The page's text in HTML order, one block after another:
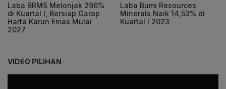
Laba BRMS Melonjak 296%
di Kuartal I, Bersiap Garap
Harta Karun Emas Mulai
2027
Laba Bumi Resources
Minerals Naik 14,53% di
Kuartal I 2023
VIDEO PILIHAN